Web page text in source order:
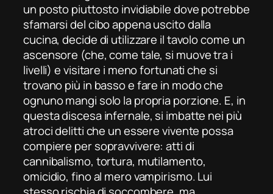
un posto piuttosto invidiabile dove potrebbe
sfamarsi del cibo appena uscito dalla
cucina, decide di utilizzare il tavolo come un
ascensore (che, come tale, si muove tra i
livelli) e visitare i meno fortunati che si
trovano più in basso e fare in modo che
ognuno mangi solo la propria porzione. E, in
questa discesa infernale, si imbatte nei più
atroci delitti che un essere vivente possa
compiere per sopravvivere: atti di
cannibalismo, tortura, mutilamento,
omicidio, fino al mero vampirismo. Lui